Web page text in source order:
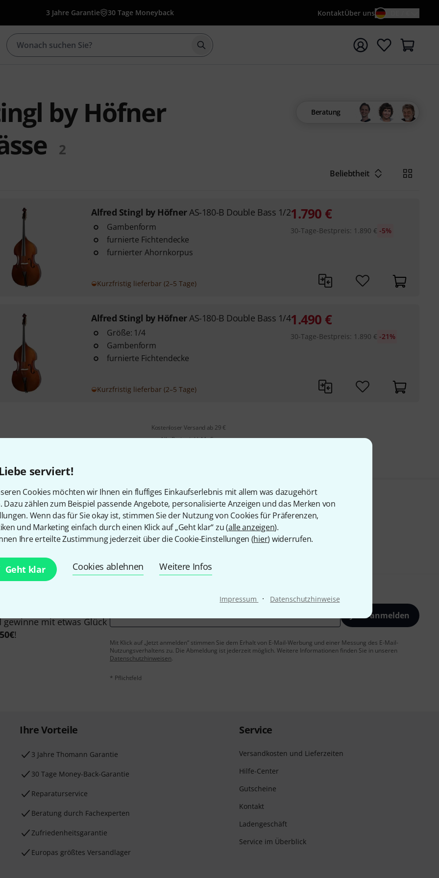
serviert!
Cookies möchten wir Ihnen ein fluffiges Einkaufserlebnis mit allem was dazugehört
Dazu zählen zum Beispiel passende Angebote, personalisierte Anzeigen und das Merken von
Wenn das für Sie okay ist, stimmen Sie der Nutzung von Cookies für Präferenzen,
und Marketing einfach durch einen Klick auf „Geht klar“ zu (alle anzeigen).
Ihre erteilte Zustimmung jederzeit über die Cookie-Einstellungen (hier) widerrufen.
Geht klar Cookies ablehnen Weitere Infos
Impressum · Datenschutzhinweise
3 Jahre Garantie 30 Tage Moneyback KontaktÜber uns
Suche mit Suchwort {searchTerm} starten
by Höfner
2
Beratung
Beliebtheit
Alfred Stingl by HöfnerAS-180-B Double Bass 1/2
Gambenform
furnierte Fichtendecke
furnierter Ahornkorpus
Kurzfristig lieferbar (2–5 Tage)
1.790 €
30-Tage-Bestpreis: 1.890 € -5%
Alfred Stingl by HöfnerAS-180-B Double Bass 1/4
Größe: 1/4
Gambenform
furnierte Fichtendecke
Kurzfristig lieferbar (2–5 Tage)
1.490 €
30-Tage-Bestpreis: 1.890 € -21%
Kostenloser Versand ab 29 €
Alle Preise inkl. MwSt.
Gefällt Ihnen, was Sie sehen?
Teilen Hilfe & Feedback
mit etwas Glück
50€!
Jetzt anmelden
Mit Klick auf „Jetzt anmelden“ stimmen Sie dem Erhalt von E-Mail-Werbung und einer Messung des E-Mail-
Nutzungsverhaltens zu. Die Abmeldung ist jederzeit möglich. Weitere Informationen finden Sie in unseren
Datenschutzhinweisen.
* Pflichtfeld
Ihre Vorteile
3 Jahre Thomann Garantie
30 Tage Money-Back-Garantie
Reparaturservice
Beratung durch Fachexperten
Zufriedenheitsgarantie
Europas größtes Versandlager
Service
Versandkosten und Lieferzeiten
Hilfe-Center
Gutscheine
Kontakt
Ladengeschäft
Service im Überblick